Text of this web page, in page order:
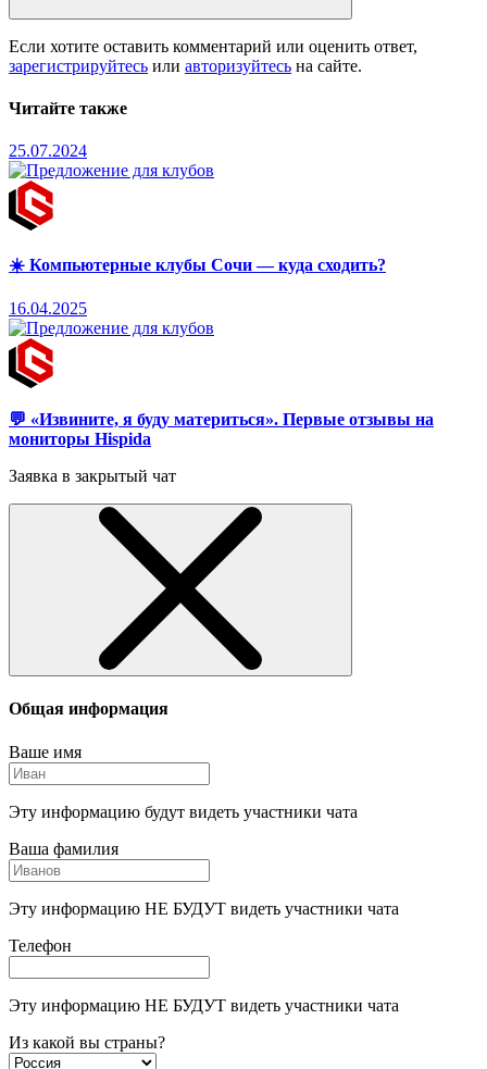
Если хотите оставить комментарий или оценить ответ,
зарегистрируйтесь или авторизуйтесь на сайте.
Читайте также
25.07.2024
☀️ Компьютерные клубы Сочи — куда сходить?
16.04.2025
💬 «Извините, я буду материться». Первые отзывы на
мониторы Hispida
Заявка в закрытый чат
Общая информация
Ваше имя
Эту информацию будут видеть участники чата
Ваша фамилия
Эту информацию НЕ БУДУТ видеть участники чата
Телефон
Эту информацию НЕ БУДУТ видеть участники чата
Из какой вы страны?